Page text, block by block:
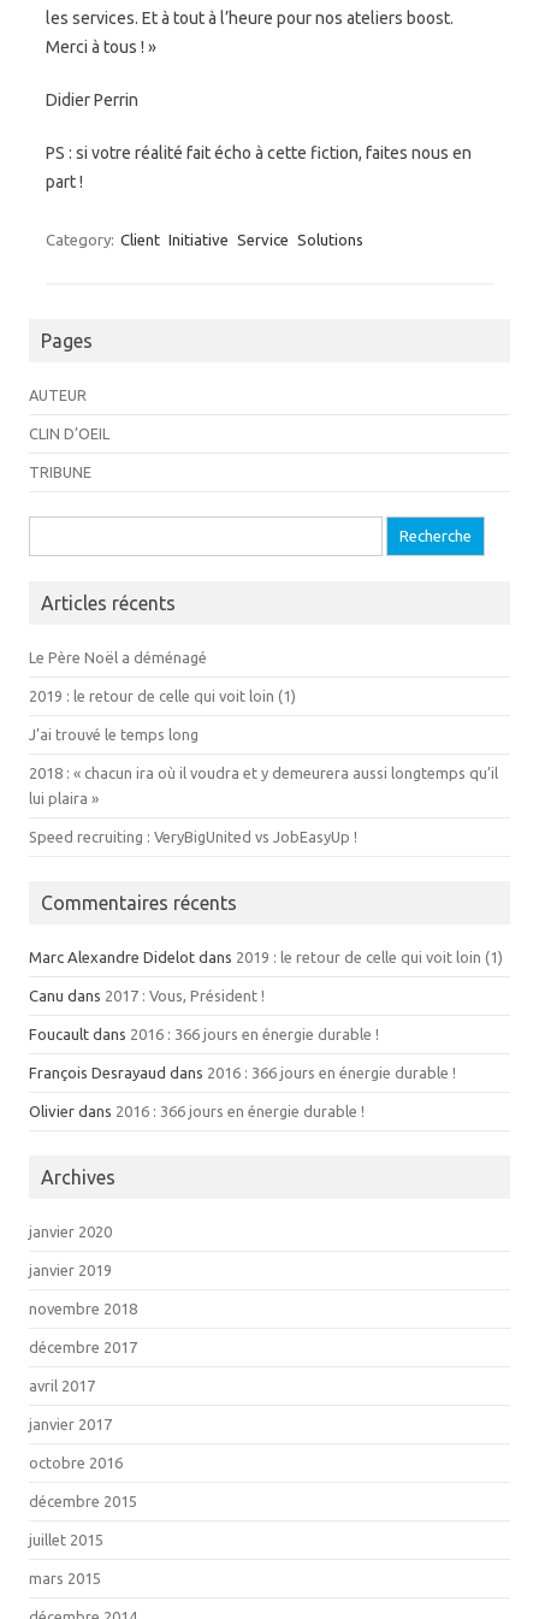
les services. Et à tout à l’heure pour nos ateliers boost.
Merci à tous ! »
Didier Perrin
PS : si votre réalité fait écho à cette fiction, faites nous en
part !
Category: Client Initiative Service Solutions
Pages
AUTEUR
CLIN D’OEIL
TRIBUNE
Articles récents
Le Père Noël a déménagé
2019 : le retour de celle qui voit loin (1)
J’ai trouvé le temps long
2018 : « chacun ira où il voudra et y demeurera aussi longtemps qu’il
lui plaira »
Speed recruiting : VeryBigUnited vs JobEasyUp !
Commentaires récents
Marc Alexandre Didelot dans 2019 : le retour de celle qui voit loin (1)
Canu dans 2017 : Vous, Président !
Foucault dans 2016 : 366 jours en énergie durable !
François Desrayaud dans 2016 : 366 jours en énergie durable !
Olivier dans 2016 : 366 jours en énergie durable !
Archives
janvier 2020
janvier 2019
novembre 2018
décembre 2017
avril 2017
janvier 2017
octobre 2016
décembre 2015
juillet 2015
mars 2015